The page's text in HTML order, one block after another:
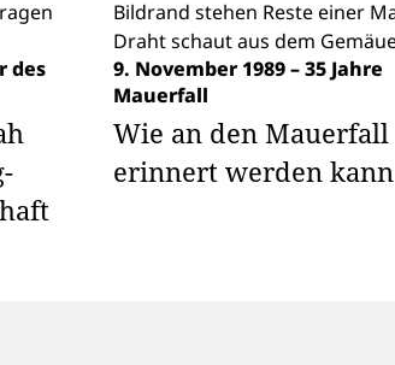
des
9. November 1989 – 35 Jahre
Mauerfall
Wie an den Mauerfall
erinnert werden kann